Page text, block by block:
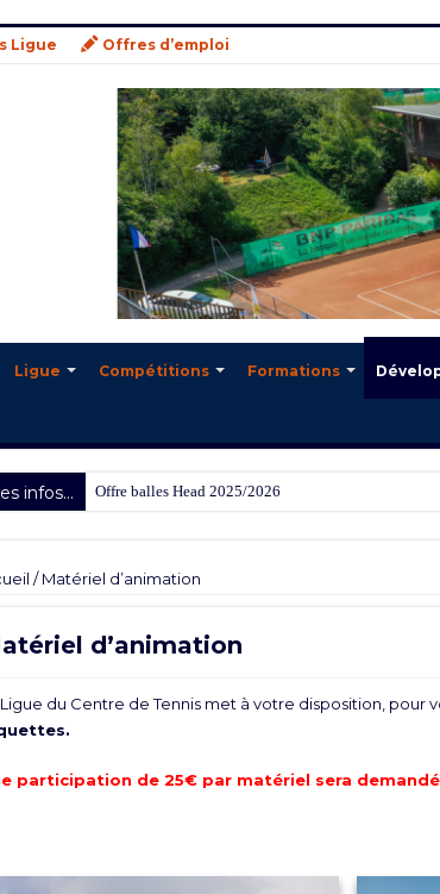
Ligue Offres d’emploi
Ligue Compétitions Formations
infos... Offre balles Head 2025/2026
/ Matériel d’animation
d’animation
Ligue du Centre de Tennis met à votre disposition, pour
participation de 25€ par matériel sera